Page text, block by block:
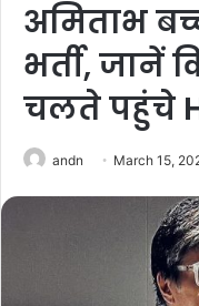
अमिताभ
भर्ती, जानें
चलते पहुंचे
andn March 15,